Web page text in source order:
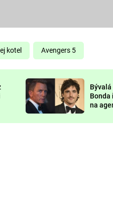
kotel Avengers 5
Bonda
na